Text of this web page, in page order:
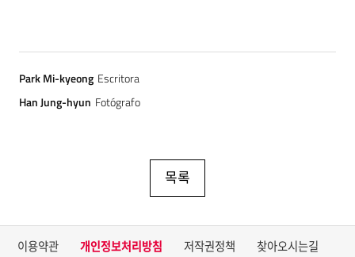
Park Mi-kyeong Escritora
Han Jung-hyun Fotógrafo
목록
이용약관 개인정보처리방침 저작권정책
찾아오시는길